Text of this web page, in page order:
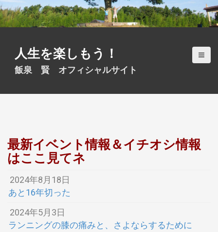
S
k
t
人生を楽しもう！
飯泉 賢 オフィシャルサイト
最新イベント情報＆イチオシ情報
はここ見てネ
2024年8月18日
あと16年切った
2024年5月3日
ランニングの膝の痛みと、さよならするために